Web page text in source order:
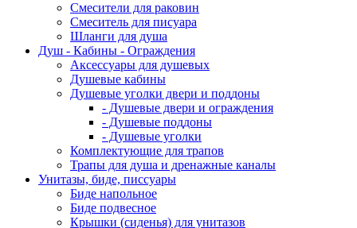
Смесители для раковин
Смеситель для писуара
Шланги для душа
Душ - Кабины - Ограждения
Аксессуары для душевых
Душевые кабины
Душевые уголки двери и поддоны
- Душевые двери и ограждения
- Душевые поддоны
- Душевые уголки
Комплектующие для трапов
Трапы для душа и дренажные каналы
Унитазы, биде, писсуары
Биде напольное
Биде подвесное
Крышки (сиденья) для унитазов